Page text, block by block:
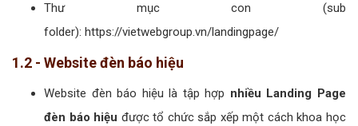
Thư mục con (sub
folder): https://vietwebgroup.vn/landingpage/
1.2 - Website đèn báo hiệu
Website đèn báo hiệu là tập hợp nhiều Landing Page
đèn báo hiệu được tổ chức sắp xếp một cách khoa học